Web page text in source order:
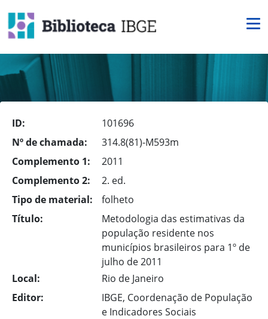
ID:
101696
Nº de chamada:
314.8(81)-M593m
Complemento 1:
2011
Complemento 2:
2. ed.
Tipo de material:
folheto
Título:
Metodologia das estimativas da
população residente nos
municípios brasileiros para 1º de
julho de 2011
Local:
Rio de Janeiro
Editor:
IBGE, Coordenação de População
e Indicadores Sociais